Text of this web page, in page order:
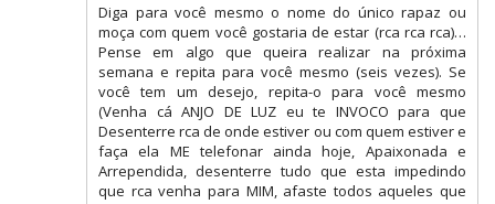
Diga para você mesmo o nome do único rapaz ou
moça com quem você gostaria de estar (rca rca rca)…
Pense em algo que queira realizar na próxima
semana e repita para você mesmo (seis vezes). Se
você tem um desejo, repita-o para você mesmo
(Venha cá ANJO DE LUZ eu te INVOCO para que
Desenterre rca de onde estiver ou com quem estiver e
faça ela ME telefonar ainda hoje, Apaixonada e
Arrependida, desenterre tudo que esta impedindo
que rca venha para MIM, afaste todos aqueles que